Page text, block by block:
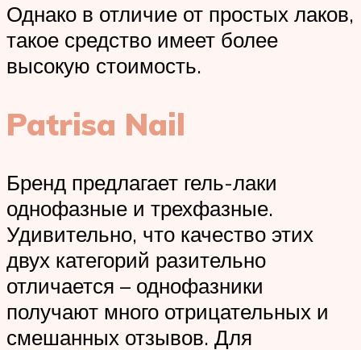
Однако в отличие от простых лаков,
такое средство имеет более
высокую стоимость.
Patrisa Nail
Бренд предлагает гель-лаки
однофазные и трехфазные.
Удивительно, что качество этих
двух категорий разительно
отличается – однофазники
получают много отрицательных и
смешанных отзывов. Для